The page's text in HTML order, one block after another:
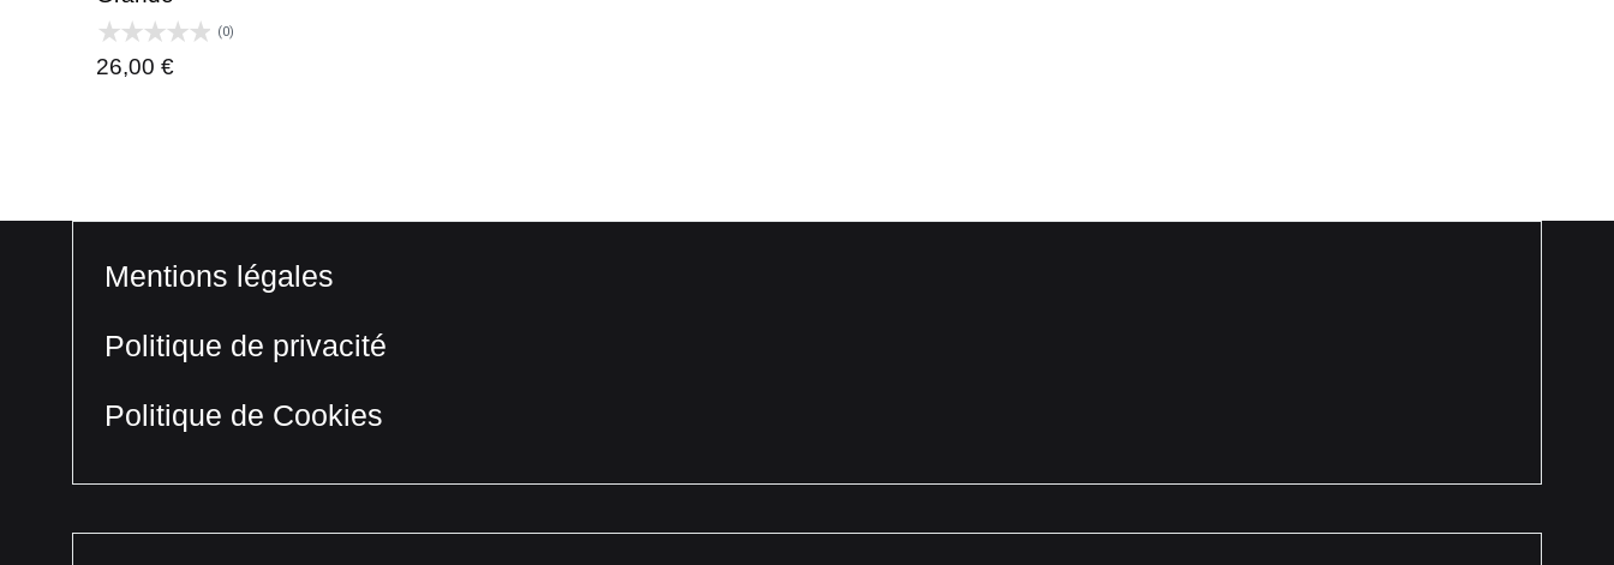
(0)
26,00 €
Mentions légales
Politique de privacité
Politique de Cookies